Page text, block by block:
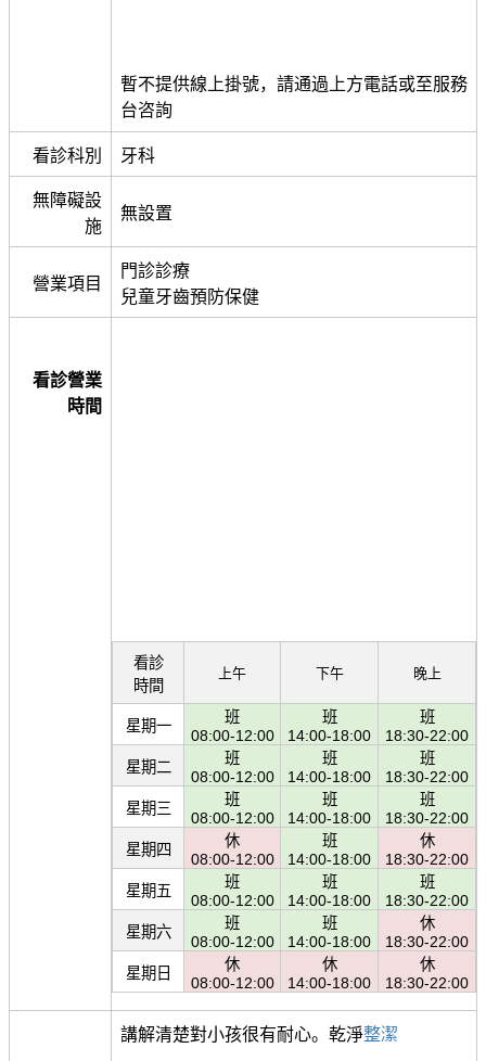
暫不提供線上掛號，請通過上方電話或至服務
台咨詢
看診科別 牙科
無障礙設
施
無設置
營業項目
門診診療
兒童牙齒預防保健
看診營業
時間
看診
時間
上午 下午 晚上
星期一
班
08:00-12:00
班
14:00-18:00
班
18:30-22:00
星期二
班
08:00-12:00
班
14:00-18:00
班
18:30-22:00
星期三
班
08:00-12:00
班
14:00-18:00
班
18:30-22:00
星期四
休
08:00-12:00
班
14:00-18:00
休
18:30-22:00
星期五
班
08:00-12:00
班
14:00-18:00
班
18:30-22:00
星期六
班
08:00-12:00
班
14:00-18:00
休
18:30-22:00
星期日
休
08:00-12:00
休
14:00-18:00
休
18:30-22:00
講解清楚對小孩很有耐心。乾淨整潔